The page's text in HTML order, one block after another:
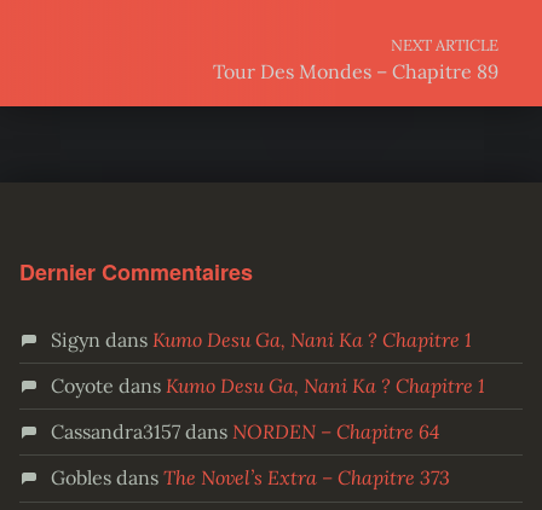
NEXT ARTICLE
Tour Des Mondes – Chapitre 89
Dernier Commentaires
Sigyn dans Kumo Desu Ga, Nani Ka ? Chapitre 1
Coyote dans Kumo Desu Ga, Nani Ka ? Chapitre 1
Cassandra3157dans NORDEN – Chapitre 64
Goblesdans The Novel’s Extra – Chapitre 373